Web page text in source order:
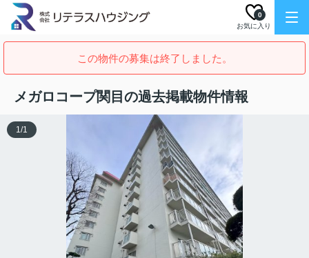
お気に入り
0
この物件の募集は終了しました。
メガロコープ関目の過去掲載物件情報
1/1